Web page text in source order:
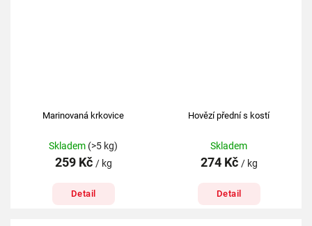
Marinovaná krkovice
Skladem (>5 kg)
259 Kč / kg
Detail
Hovězí přední s kostí
Skladem
274 Kč / kg
Detail